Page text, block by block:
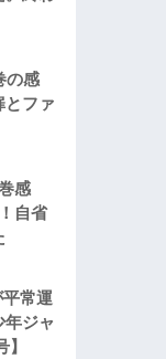
の感
とファ
感
自省
常運
ジャ